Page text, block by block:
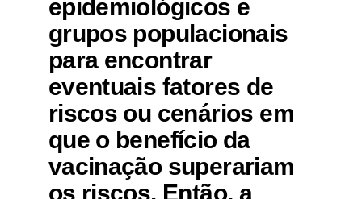
epidemiológicos e
grupos populacionais
para encontrar
eventuais fatores de
riscos ou cenários em
que o benefício da
vacinação superariam
os riscos. Então, a